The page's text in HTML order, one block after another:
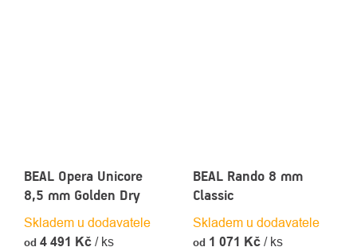
BEAL Opera Unicore
8,5 mm Golden Dry
Skladem u dodavatele
od 4 491 Kč / ks
BEAL Rando 8 mm
Classic
Skladem u dodavatele
od 1 071 Kč / ks